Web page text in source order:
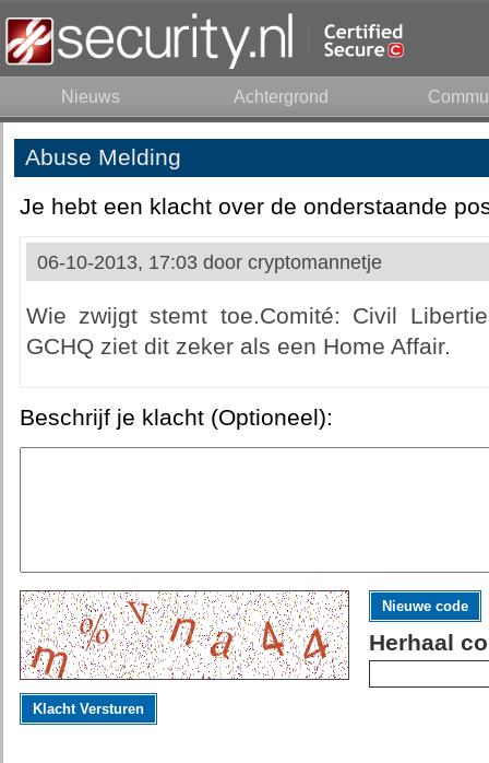
Nieuws Achtergrond
Abuse Melding
Je hebt een klacht over de onderstaande
06-10-2013, 17:03 door cryptomannetje
Wie zwijgt stemt toe.Comité: Civil
GCHQ ziet dit zeker als een Home Affair.
Beschrijf je klacht (Optioneel):
Nieuwe code
Herhaal
Klacht Versturen